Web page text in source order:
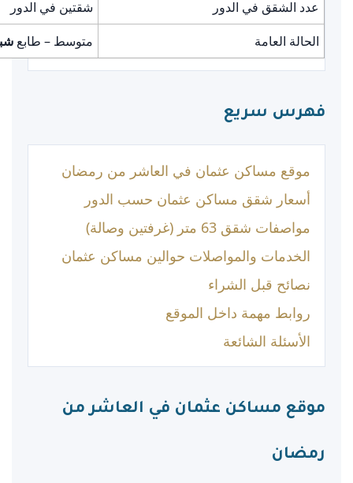
عدد الشقق في الدور
شقتين في الدور
الحالة العامة
متوسط – طابع
فهرس سريع
موقع مساكن عثمان في العاشر من رمضان
أسعار شقق مساكن عثمان حسب الدور
مواصفات شقق 63 متر (غرفتين وصالة)
الخدمات والمواصلات حوالين مساكن عثمان
نصائح قبل الشراء
روابط مهمة داخل الموقع
الأسئلة الشائعة
موقع مساكن عثمان في العاشر من
رمضان